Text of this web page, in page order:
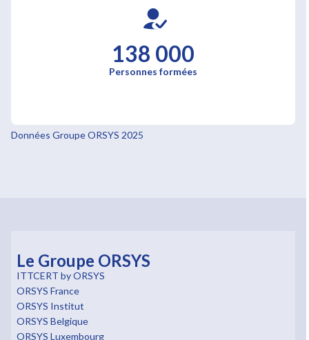
138 000
Personnes formées
Données Groupe ORSYS 2025
Le Groupe ORSYS
ITTCERT by ORSYS
ORSYS France
ORSYS Institut
ORSYS Belgique
ORSYS Luxembourg